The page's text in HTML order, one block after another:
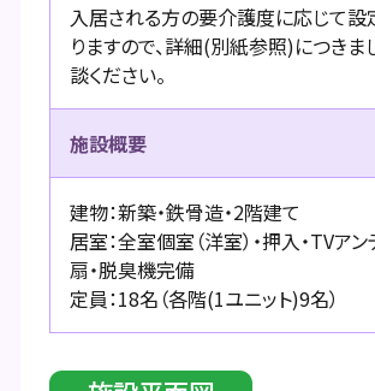
入居される方の要介護度に応じて設
りますので、詳細(別紙参照)につきま
談ください。
施設概要
建物：新築・鉄骨造・2階建て
居室：全室個室（洋室）・押入・TVア
扇・脱臭機完備
定員：18名（各階(1ユニット)9名）